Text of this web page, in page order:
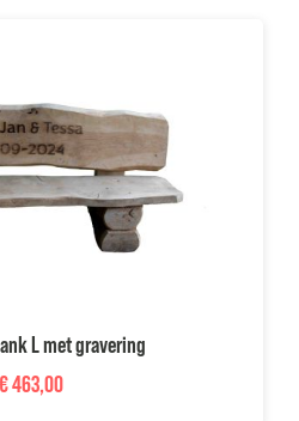
L met gravering
€463,00